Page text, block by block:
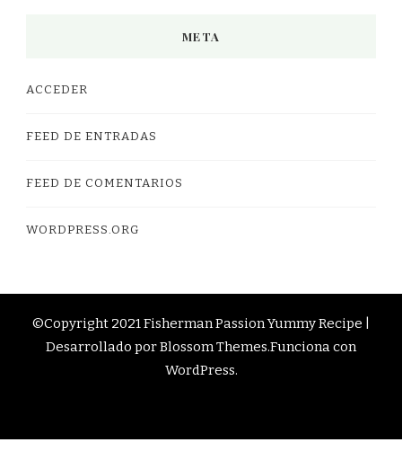
META
ACCEDER
FEED DE ENTRADAS
FEED DE COMENTARIOS
WORDPRESS.ORG
©Copyright 2021 Fisherman PassionYummy Recipe |
Desarrollado porBlossom Themes.Funciona con
WordPress.